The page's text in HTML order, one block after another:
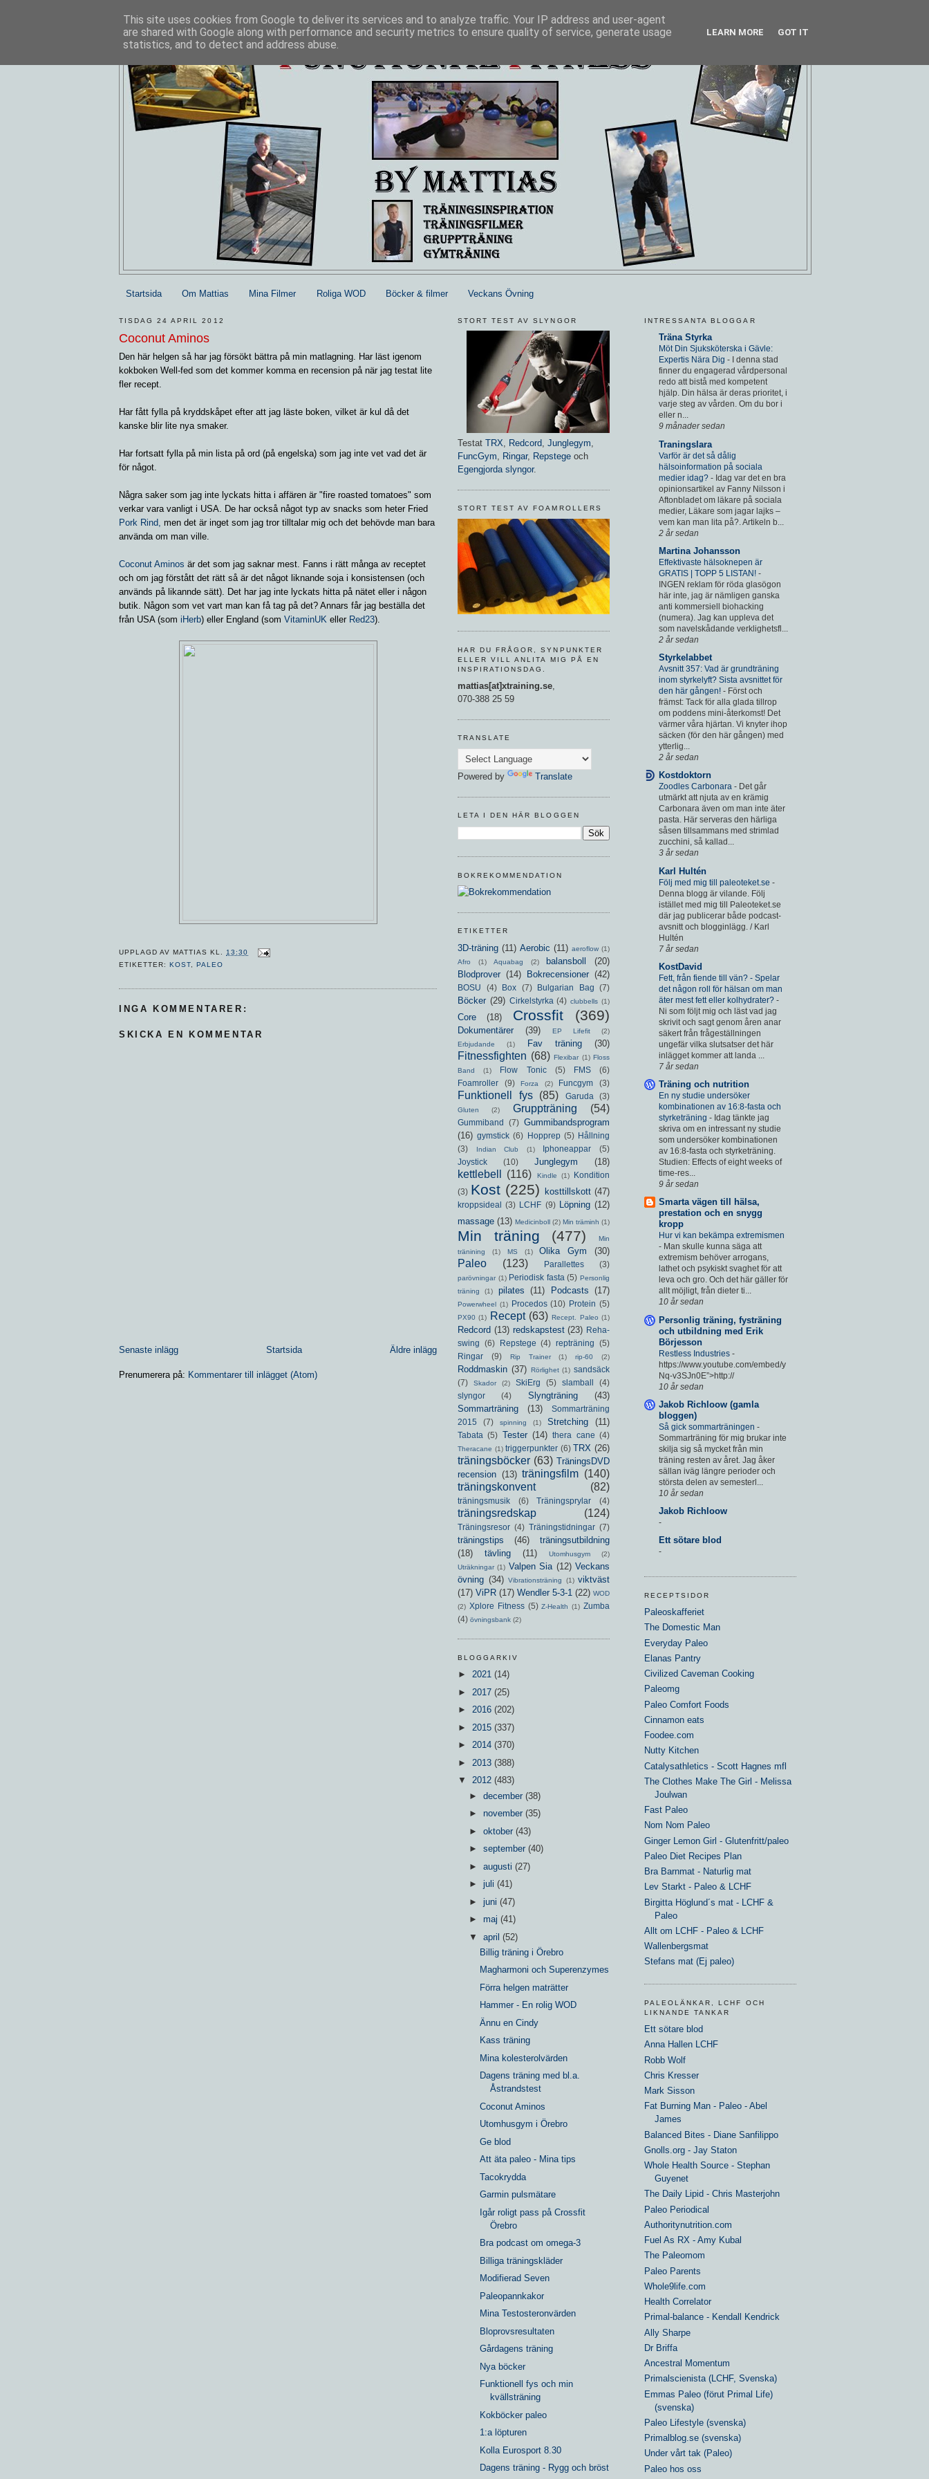
Startsida Om Mattias Mina Filmer Roliga WOD Böcker & filmer Veckans Övning
TISDAG 24 APRIL 2012
Coconut Aminos
Den här helgen så har jag försökt bättra på min matlagning. Har läst igenom
kokboken Well-fed som det kommer komma en recension på när jag testat lite
fler recept.
Har fått fylla på kryddskåpet efter att jag läste boken, vilket är kul då det
kanske blir lite nya smaker.
Har fortsatt fylla på min lista på ord (på engelska) som jag inte vet vad det är
för något.
Några saker som jag inte lyckats hitta i affären är "fire roasted tomatoes" som
verkar vara vanligt i USA. De har också något typ av snacks som heter Fried
Pork Rind, men det är inget som jag tror tilltalar mig och det behövde man bara
använda om man ville.
Coconut Aminos är det som jag saknar mest. Fanns i rätt många av receptet
och om jag förstått det rätt så är det något liknande soja i konsistensen (och
används på likannde sätt). Det har jag inte lyckats hitta på nätet eller i någon
butik. Någon som vet vart man kan få tag på det? Annars får jag beställa det
från USA (som iHerb) eller England (som VitaminUK eller Red23).
UPPLAGD AVMATTIAS KL. 13:30
ETIKETTER:KOST ,PALEO
INGA KOMMENTARER:
SKICKA EN KOMMENTAR
Senaste inlägg Äldre inlägg
Startsida
Prenumerera på: Kommentarer till inlägget (Atom)
INTRESSANTA BLOGGAR
Träna Styrka
Möt Din Sjuksköterska i Gävle:
Expertis Nära Dig -
I denna stad
finner du engagerad vårdpersonal
redo att bistå med kompetent
hjälp. Din hälsa är deras prioritet, i
varje steg av vården. Om du bor i
eller n...
9 månader sedan
Traningslara
Varför är det så dålig
hälsoinformation på sociala
medier idag? - Idag var det en bra
opinionsartikel av Fanny Nilsson i
Aftonbladet om läkare på sociala
medier, Läkare som jagar lajks –
vem kan man lita på?. Artikeln b...
2 år sedan
Martina Johansson
Effektivaste hälsoknepen är
GRATIS | TOPP 5 LISTAN! -
INGEN reklam för röda glasögon
här inte, jag är nämligen ganska
anti kommersiell biohacking
(numera). Jag kan uppleva det
som navelskådande verklighetsfl...
2 år sedan
Styrkelabbet
Avsnitt 357: Vad är grundträning
inom styrkelyft? Sista avsnittet för
den här gången! - Först och
främst: Tack för alla glada tillrop
om poddens mini-återkomst! Det
värmer våra hjärtan. Vi knyter ihop
säcken (för den här gången) med
ytterlig...
2 år sedan
Kostdoktorn
Zoodles Carbonara - Det går
utmärkt att njuta av en krämig
Carbonara även om man inte äter
pasta. Här serveras den härliga
såsen tillsammans med strimlad
zucchini, så kallad...
3 år sedan
Karl Hultén
Följ med mig till paleoteket.se -
Denna blogg är vilande. Följ
istället med mig till Paleoteket.se
där jag publicerar både podcast-
avsnitt och blogginlägg. / Karl
Hultén
7 år sedan
KostDavid
Fett, från fiende till vän? - Spelar
det någon roll för hälsan om man
äter mest fett eller kolhydrater? -
Ni som följt mig och läst vad jag
skrivit och sagt genom åren anar
säkert från frågeställningen
ungefär vilka slutsatser det här
inlägget kommer att landa ...
7 år sedan
Träning och nutrition
En ny studie undersöker
kombinationen av 16:8-fasta och
styrketräning - Idag tänkte jag
skriva om en intressant ny studie
som undersöker kombinationen
av 16:8-fasta och styrketräning.
Studien: Effects of eight weeks of
time-res...
9 år sedan
Smarta vägen till hälsa,
prestation och en snygg
kropp
Hur vi kan bekämpa extremismen
- Man skulle kunna säga att
extremism behöver arrogans,
lathet och psykiskt svaghet för att
leva och gro. Och det här gäller för
allt möjligt, från dieter ti...
10 år sedan
Personlig träning, fysträning
och utbildning med Erik
Börjesson
Restless Industries -
https://www.youtube.com/embed/y
Nq-v3SJn0E”>http://
10 år sedan
Jakob Richloow (gamla
bloggen)
Så gick sommarträningen -
Sommarträning för mig brukar inte
skilja sig så mycket från min
träning resten av året. Jag åker
sällan iväg längre perioder och
största delen av semesterl...
10 år sedan
Jakob Richloow
-
Ett sötare blod
-
RECEPTSIDOR
Paleoskafferiet
The Domestic Man
Everyday Paleo
Elanas Pantry
Civilized Caveman Cooking
Paleomg
Paleo Comfort Foods
Cinnamon eats
Foodee.com
Nutty Kitchen
Catalysathletics - Scott Hagnes mfl
The Clothes Make The Girl - Melissa
Joulwan
Fast Paleo
Nom Nom Paleo
Ginger Lemon Girl - Glutenfritt/paleo
Paleo Diet Recipes Plan
Bra Barnmat - Naturlig mat
Lev Starkt - Paleo & LCHF
Birgitta Höglund´s mat - LCHF &
Paleo
Allt om LCHF - Paleo & LCHF
Wallenbergsmat
Stefans mat (Ej paleo)
PALEOLÄNKAR, LCHF OCH
LIKNANDE TANKAR
Ett sötare blod
Anna Hallen LCHF
Robb Wolf
Chris Kresser
Mark Sisson
Fat Burning Man - Paleo - Abel
James
Balanced Bites - Diane Sanfilippo
Gnolls.org - Jay Staton
Whole Health Source - Stephan
Guyenet
The Daily Lipid - Chris Masterjohn
Paleo Periodical
Authoritynutrition.com
Fuel As RX - Amy Kubal
The Paleomom
Paleo Parents
Whole9life.com
Health Correlator
Primal-balance - Kendall Kendrick
Ally Sharpe
Dr Briffa
Ancestral Momentum
Primalscienista (LCHF, Svenska)
Emmas Paleo (förut Primal Life)
(svenska)
Paleo Lifestyle (svenska)
Primalblog.se (svenska)
Under vårt tak (Paleo)
Paleo hos oss
STORT TEST AV SLYNGOR
Testat TRX, Redcord, Junglegym,
FuncGym, Ringar, Repstege och
Egengjorda slyngor.
STORT TEST AV FOAMROLLERS
HAR DU FRÅGOR, SYNPUNKTER
ELLER VILL ANLITA MIG PÅ EN
INSPIRATIONSDAG.
mattias[at]xtraining.se,
070-388 25 59
TRANSLATE
Powered by Translate
LETA I DEN HÄR BLOGGEN
BOKREKOMMENDATION
ETIKETTER
3D-träning (11) Aerobic (11) aeroflow (1)
Afro
(1) Aquabag (2) balansboll
(20)
Blodprover (14) Bokrecensioner (42)
BOSU (4) Box (7) Bulgarian Bag (7)
Böcker (29) Cirkelstyrka (4) clubbells (1)
Core (18) Crossfit (369)
Dokumentärer (39) EP Lifefit
(2)
Erbjudande
(1) Fav träning (30)
Fitnessfighten (68) Flexibar (1) Floss
Band
(1) Flow Tonic (5) FMS
(6)
Foamroller
(9) Forza (2) Funcgym (3)
Funktionell fys (85) Garuda (3)
Gluten (2) Gruppträning (54)
Gummiband (7) Gummibandsprogram
(16) gymstick (6) Hopprep (5) Hållning
(3)
Indian Club (1) Iphoneappar
(5)
Joystick
(10) Junglegym (18)
kettlebell (116) Kindle (1)
Kondition
(3) Kost (225) kosttillskott (47)
kroppsideal (3) LCHF (9) Löpning (12)
massage (13) Medicinboll (2) Min träminh (1)
Min träning (477)
Min
tränining
(1) MS (1) Olika Gym (30)
Paleo (123) Parallettes (3)
parövningar (1) Periodisk fasta (5) Personlig
träning
(1) pilates (11) Podcasts (17)
Powerwheel (1) Procedos (10) Protein (5)
PX90 (1) Recept (63) Recept. Paleo (1)
Redcord (13) redskapstest (23) Reha-
swing
(6) Repstege (4) repträning
(5)
Ringar
(9) Rip Trainer (1) rip-60 (2)
Roddmaskin (37) Rörlighet (1) sandsäck
(7)
Skador (2) SkiErg (5) slamball
(4)
slyngor
(4) Slyngträning
(43)
Sommarträning
(13)
Sommarträning
2015
(7) spinning (1) Stretching (11)
Tabata (5) Tester (14) thera cane (4)
Theracane (1) triggerpunkter (6) TRX (26)
träningsböcker (63) TräningsDVD
recension (13) träningsfilm (140)
träningskonvent
(82)
träningsmusik (6) Träningsprylar (4)
träningsredskap (124)
Träningsresor (4) Träningstidningar (7)
träningstips (46)
träningsutbildning
(18)
tävling (11) Utomhusgym
(2)
Uträkningar (1) Valpen Sia (12) Veckans
övning (34) Vibrationsträning (1) viktväst
(17) ViPR (17) Wendler 5-3-1 (22) WOD
(2) Xplore Fitness (5) Z-Health (1) Zumba
(4) övningsbank (2)
BLOGGARKIV
► 2021 (14)
► 2017 (25)
► 2016 (202)
► 2015 (337)
► 2014 (370)
► 2013 (388)
▼ 2012 (483)
► december (38)
► november (35)
► oktober (43)
► september (40)
► augusti (27)
► juli (41)
► juni (47)
► maj (41)
▼ april (52)
Billig träning i Örebro
Magharmoni och Superenzymes
Förra helgen maträtter
Hammer - En rolig WOD
Ännu en Cindy
Kass träning
Mina kolesterolvärden
Dagens träning med bl.a.
Åstrandstest
Coconut Aminos
Utomhusgym i Örebro
Ge blod
Att äta paleo - Mina tips
Tacokrydda
Garmin pulsmätare
Igår roligt pass på Crossfit
Örebro
Bra podcast om omega-3
Billiga träningskläder
Modifierad Seven
Paleopannkakor
Mina Testosteronvärden
Bloprovsresultaten
Gårdagens träning
Nya böcker
Funktionell fys och min
kvällsträning
Kokböcker paleo
1:a löpturen
Kolla Eurosport 8.30
Dagens träning - Rygg och bröst
This site uses cookies from Google to deliver its services and to analyze traffic. Your IP address and user-agent
are shared with Google along with performance and security metrics to ensure quality of service, generate usage
statistics, and to detect and address abuse.
LEARN MORE GOT IT